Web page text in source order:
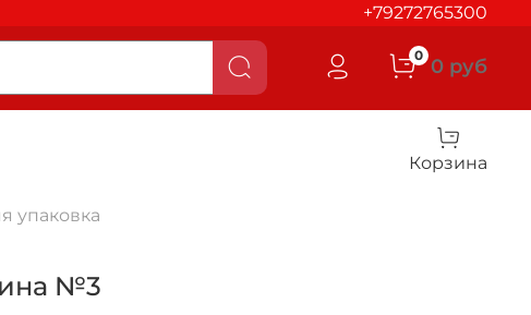
+79272765300
0 0 руб
Корзина
упаковка
№3